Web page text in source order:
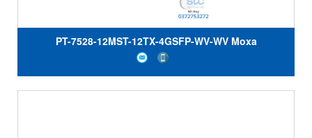
PT-7528-12MST-12TX-4GSFP-WV-WV Moxa